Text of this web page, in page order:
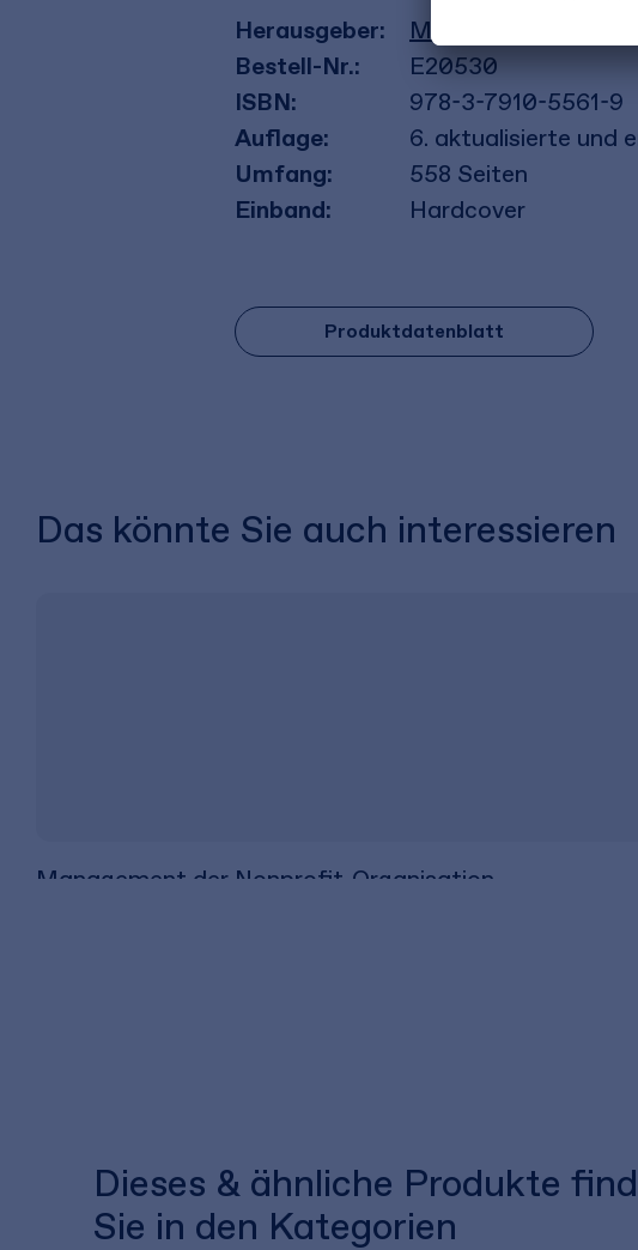
Herausgeber:
Michael Meyer/
Bestell-Nr.:
E20530
ISBN:
978-3-7910-5561-9
Auflage:
6. aktualisierte und
Umfang:
558 Seiten
Einband:
Hardcover
Produktdatenblatt
Das könnte Sie auch interessieren
Management der Nonprofit-Organisation
Dieses & ähnliche Produkte
Sie in den Kategorien